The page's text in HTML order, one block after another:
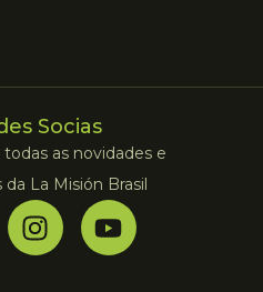
Socias
as novidades e
La Misión Brasil